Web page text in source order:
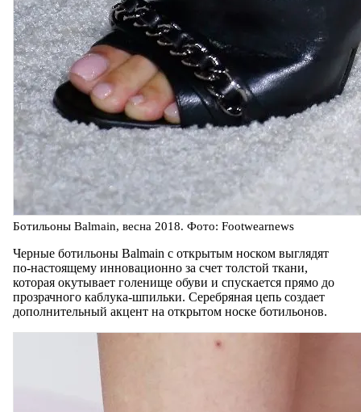
Ботильоны Balmain, весна 2018. Фото: Footwearnews
Черные ботильоны Balmain с открытым носком выглядят
по-настоящему инновационно за счет толстой ткани,
которая окутывает голенище обуви и спускается прямо до
прозрачного каблука-шпильки. Серебряная цепь создает
дополнительный акцент на открытом носке ботильонов.